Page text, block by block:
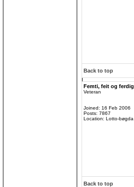
Back to top
Femti, feit og ferdig
Veteran
Joined: 16 Feb 2006
Posts: 7867
Location: Lotto-bøgda
Back to top